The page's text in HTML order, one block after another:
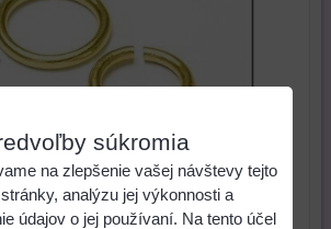
krúžky. Poznámka: Možnosť
súkromia
na zlepšenie vašej návštevy tejto
analýzu jej výkonnosti a
údajov o jej používaní. Na tento účel